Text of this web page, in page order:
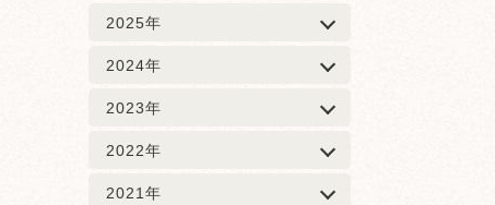
2025年
2024年
2023年
2022年
2021年